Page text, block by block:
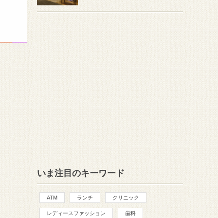
いま注目のキーワード
ATM ランチ クリニック
レディースファッション 歯科